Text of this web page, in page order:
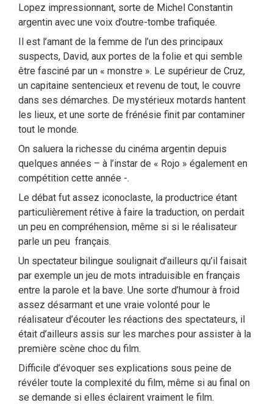
Lopez impressionnant, sorte de Michel Constantin
argentin avec une voix d’outre-tombe trafiquée.
Il est l’amant de la femme de l’un des principaux
suspects, David, aux portes de la folie et qui semble
être fasciné par un « monstre ». Le supérieur de Cruz,
un capitaine sentencieux et revenu de tout, le couvre
dans ses démarches. De mystérieux motards hantent
les lieux, et une sorte de frénésie finit par contaminer
tout le monde.
On saluera la richesse du cinéma argentin depuis
quelques années – à l’instar de « Rojo » également en
compétition cette année -.
Le débat fut assez iconoclaste, la productrice étant
particulièrement rétive à faire la traduction, on perdait
un peu en compréhension, même si si le réalisateur
parle un peu français.
Un spectateur bilingue soulignait d’ailleurs qu’il faisait
par exemple un jeu de mots intraduisible en français
entre la parole et la bave. Une sorte d’humour à froid
assez désarmant et une vraie volonté pour le
réalisateur d’écouter les réactions des spectateurs, il
était d’ailleurs assis sur les marches pour assister à la
première scène choc du film.
Difficile d’évoquer ses explications sous peine de
révéler toute la complexité du film, même si au final on
se demande si elles éclairent vraiment le film.